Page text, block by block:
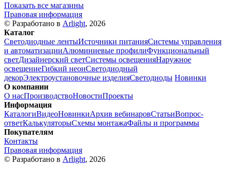
Показать все магазины
Правовая информация
© Разработано в Arlight, 2026
Каталог
Светодиодные лентыИсточники питанияСистемы управления
и автоматизацииАлюминиевые профилиФункциональный
светДизайнерский светСистемы освещенияНаружное
освещениеГибкий неонСветодиодный
декорЭлектроустановочные изделияСветодиоды Новинки
О компании
О насПроизводствоНовостиПроекты
Информация
КаталогиВидеоНовинкиАрхив вебинаровСтатьиВопрос-
ответКалькуляторыСхемы монтажаФайлы и программы
Покупателям
Контакты
Правовая информация
© Разработано в Arlight, 2026